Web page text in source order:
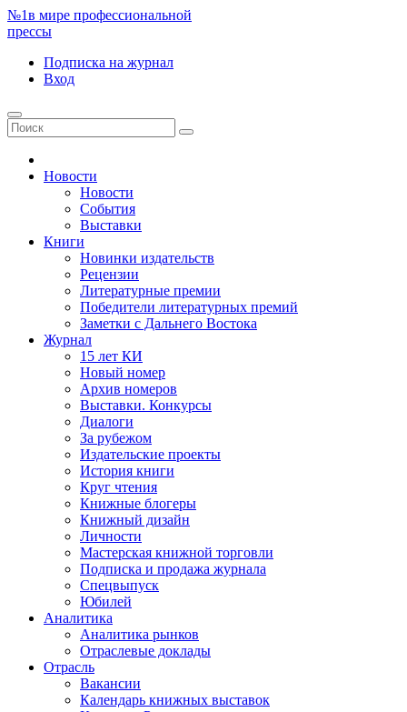
№1в мире профессиональной
прессы
Подписка на журнал
Вход
Новости
Новости
События
Выставки
Книги
Новинки издательств
Рецензии
Литературные премии
Победители литературных премий
Заметки с Дальнего Востока
Журнал
15 лет КИ
Новый номер
Архив номеров
Выставки. Конкурсы
Диалоги
За рубежом
Издательские проекты
История книги
Круг чтения
Книжные блогеры
Книжный дизайн
Личности
Мастерская книжной торговли
Подписка и продажа журнала
Спецвыпуск
Юбилей
Аналитика
Аналитика рынков
Отраслевые доклады
Отрасль
Вакансии
Календарь книжных выставок